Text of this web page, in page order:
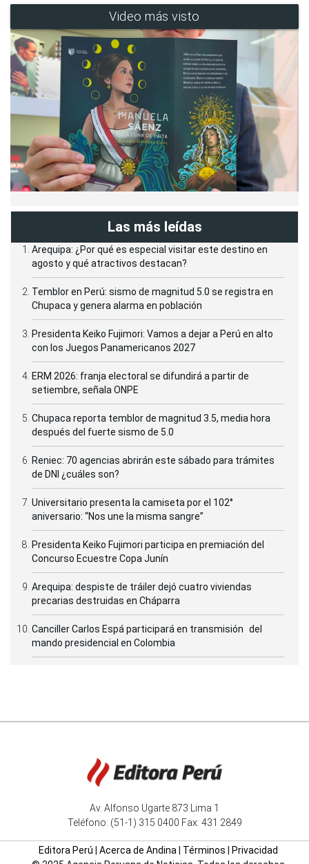
Video más visto
Las más leídas
Arequipa: ¿Por qué es especial visitar este destino en
agosto y qué atractivos destacan?
Temblor en Perú: sismo de magnitud 5.0 se registra en
Chupaca y genera alarma en población
Presidenta Keiko Fujimori: Vamos a dejar a Perú en alto
con los Juegos Panamericanos 2027
ERM 2026: franja electoral se difundirá a partir de
setiembre, señala ONPE
Chupaca reporta temblor de magnitud 3.5, media hora
después del fuerte sismo de 5.0
Reniec: 70 agencias abrirán este sábado para trámites
de DNI ¿cuáles son?
Universitario presenta la camiseta por el 102°
aniversario: “Nos une la misma sangre”
Presidenta Keiko Fujimori participa en premiación del
Concurso Ecuestre Copa Junín
Arequipa: despiste de tráiler dejó cuatro viviendas
precarias destruidas en Cháparra
Canciller Carlos Espá participará en transmisión del
mando presidencial en Colombia
Av. Alfonso Ugarte 873 Lima 1
Teléfono: (51-1) 315 0400 Fax: 431 2849
Editora Perú Acerca de Andina Términos
Privacidad